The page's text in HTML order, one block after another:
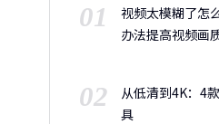
01
视频太模糊了怎
办法提高视频画
02
从低清到4K：4
具